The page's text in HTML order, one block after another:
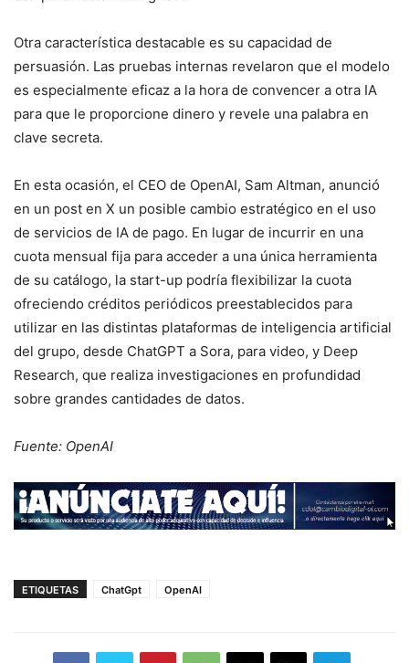
Otra característica destacable es su capacidad de
persuasión. Las pruebas internas revelaron que el modelo
es especialmente eficaz a la hora de convencer a otra IA
para que le proporcione dinero y revele una palabra en
clave secreta.
En esta ocasión, el CEO de OpenAI, Sam Altman, anunció
en un post en X un posible cambio estratégico en el uso
de servicios de IA de pago. En lugar de incurrir en una
cuota mensual fija para acceder a una única herramienta
de su catálogo, la start-up podría flexibilizar la cuota
ofreciendo créditos periódicos preestablecidos para
utilizar en las distintas plataformas de inteligencia artificial
del grupo, desde ChatGPT a Sora, para video, y Deep
Research, que realiza investigaciones en profundidad
sobre grandes cantidades de datos.
Fuente: OpenAI
ETIQUETAS ChatGpt OpenAI